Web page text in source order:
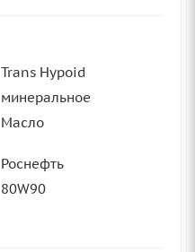
Trans Hypoid
минеральное
Масло
Роснефть
80W90